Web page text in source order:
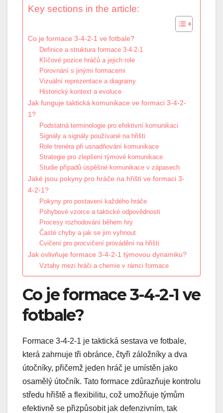
Key sections in the article:
Co je formace 3-4-2-1 ve fotbale?
Definice a struktura formace 3-4-2-1
Klíčové pozice hráčů a jejich role
Porovnání s jinými formacemi
Vizuální reprezentace a diagramy
Historický kontext a evoluce
Jak funguje taktická komunikace ve formaci 3-4-2-
1?
Podstatná terminologie pro efektivní komunikaci
Signály a signály používané na hřišti
Role trenéra při usnadňování komunikace
Strategie pro zlepšení týmové komunikace
Studie případů úspěšné komunikace v zápasech
Jaké jsou pokyny pro hráče na hřišti ve formaci 3-
4-2-1?
Pokyny pro postavení každého hráče
Pohybové vzorce a taktické odpovědnosti
Procesy rozhodování během hry
Časté chyby a jak se jim vyhnout
Cvičení pro procvičení provádění na hřišti
Jak ovlivňuje formace 3-4-2-1 týmovou dynamiku?
Vztahy mezi hráči a chemie v rámci formace
Co je formace 3-4-2-1 ve
fotbale?
Formace 3-4-2-1 je taktická sestava ve fotbale,
která zahrnuje tři obránce, čtyři záložníky a dva
útočníky, přičemž jeden hráč je umístěn jako
osamělý útočník. Tato formace zdůrazňuje kontrolu
středu hřiště a flexibilitu, což umožňuje týmům
efektivně se přizpůsobit jak defenzivním, tak